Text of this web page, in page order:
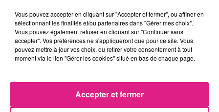
Vosges : les feux d’artifice de Gérardmer sont annulés
31 juillet 2026
Insolite : cette émission de télévision recherche des candidats...
Vous pouvez accepter en cliquant sur "Accepter et fermer", ou affiner en
sélectionnant les finalités et/ou partenaires dans "Gérer mes choix".
Vous pouvez également refuser en cliquant sur "Continuer sans
accepter". Vos préférences ne s'appliqueront que pour ce site. Vous
pouvez mettre à jour vos choix, ou retirer votre consentement à tout
moment via le lien "Gérer les cookies" situé en bas de chaque page.
Accepter et fermer